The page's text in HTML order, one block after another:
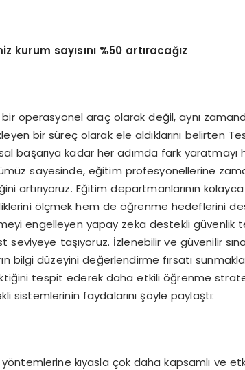
kurum sayısını %50 artıracağız
bir operasyonel araç olarak değil, aynı
bir süreç olarak ele aldıklarını belirten
başarıya kadar her adımda fark yaratmayı
sayesinde, eğitim profesyonellerine
artırıyoruz. Eğitim departmanlarının
ölçmek hem de öğrenme hedeflerini
engelleyen yapay zeka destekli güvenlik
seviyeye taşıyoruz. İzlenebilir ve güvenilir
bilgi düzeyini değerlendirme fırsatı
tespit ederek daha etkili öğrenme
sistemlerinin faydalarını şöyle paylaştı:
yöntemlerine kıyasla çok daha kapsamlı ve